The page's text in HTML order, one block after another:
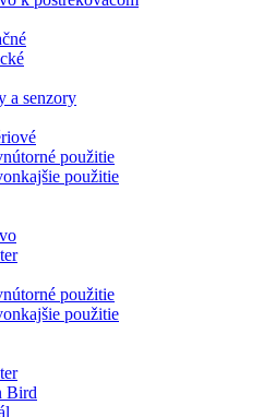
a senzory
použitie
použitie
použitie
použitie
Bird